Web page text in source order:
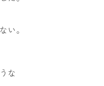
い。
な